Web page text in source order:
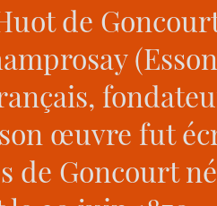
de
œuvre fut
de Goncourt